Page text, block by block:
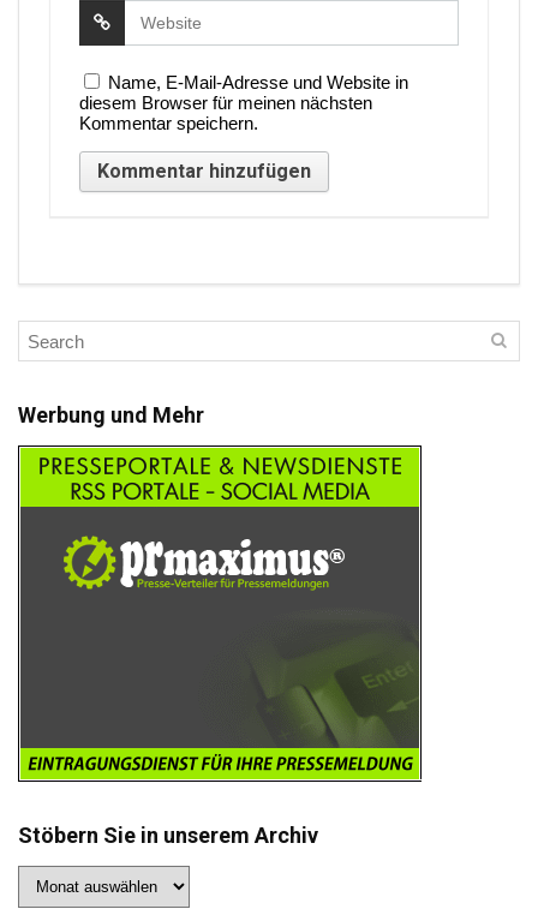
Name, E-Mail-Adresse und Website in
diesem Browser für meinen nächsten
Kommentar speichern.
Werbung und Mehr
Stöbern Sie in unserem Archiv
Sie